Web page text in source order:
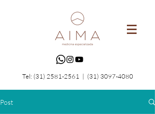
Tel: (31) 2581-2561 | (31) 3097-4080
Post